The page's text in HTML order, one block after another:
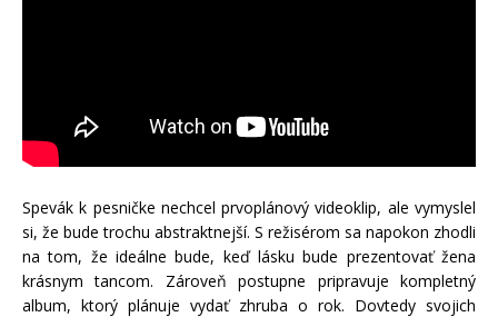
Spevák k pesničke nechcel prvoplánový videoklip, ale vymyslel
si, že bude trochu abstraktnejší. S režisérom sa napokon zhodli
na tom, že ideálne bude, keď lásku bude prezentovať žena
krásnym tancom. Zároveň postupne pripravuje kompletný
album, ktorý plánuje vydať zhruba o rok. Dovtedy svojich